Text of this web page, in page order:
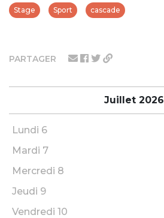
PARTAGER
Juillet 2026
Lundi 6
Mardi 7
Mercredi 8
Jeudi 9
Vendredi 10
Stage Sport cascade